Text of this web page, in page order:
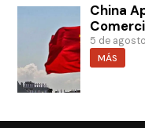
China
5 de
MÁS